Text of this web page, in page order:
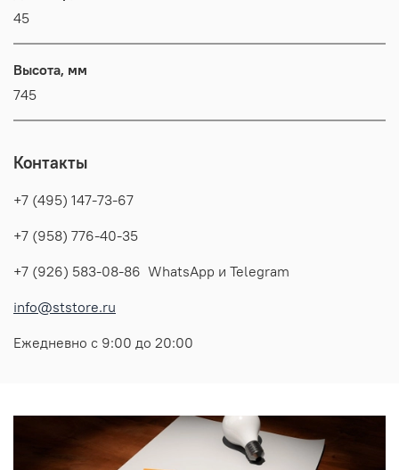
45
Высота, мм
745
Контакты
+7 (495) 147-73-67
+7 (958) 776-40-35
+7 (926) 583-08-86 WhatsApp и Telegram
info@ststore.ru
Ежедневно с 9:00 до 20:00